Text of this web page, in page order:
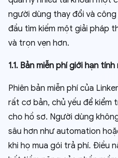
người dùng thay đổi và
đầu tìm kiếm một giải pháp
và trọn vẹn hơn.
1.1. Bản miễn phí giới hạn
Phiên bản miễn phí của
rất cơ bản, chủ yếu để kiểm
cho hồ sơ. Người dùng
sâu hơn như automation
khi họ mua gói trả phí. Điều